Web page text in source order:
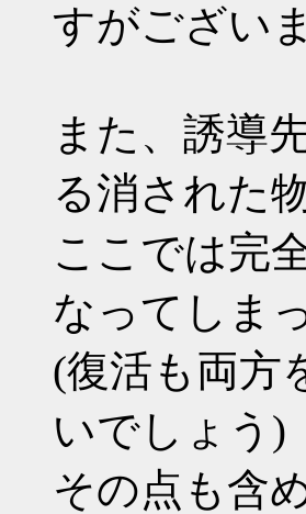
すがござい
また、誘導
る消された
ここでは完
なってしま
(復活も両方
いでしょう)
その点も含